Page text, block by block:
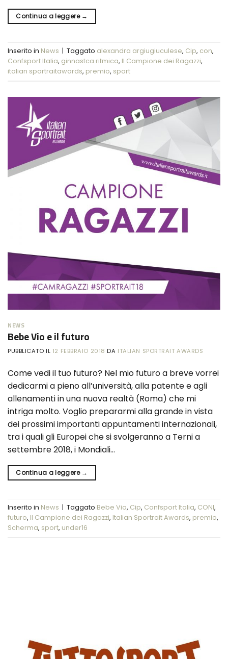
Continua a leggere →
Inserito in News | Taggato alexandra argiugiuculese, Cip, con,
Confsport Italia, ginnastca ritmica, Il Campione dei Ragazzi,
italian sportraitawards, premio, sport
NEWS
Bebe Vio e il futuro
PUBBLICATO IL 12 FEBBRAIO 2018 DA ITALIAN SPORTRAIT AWARDS
Come vedi il tuo futuro? Nel mio futuro a breve vorrei
dedicarmi a pieno all’università, alla patente e agli
allenamenti in una nuova realtà (Roma) che mi
intriga molto. Voglio prepararmi alla grande in vista
dei prossimi importanti appuntamenti internazionali,
tra i quali gli Europei che si svolgeranno a Terni a
settembre 2018, i Mondiali…
Continua a leggere →
Inserito in News | Taggato Bebe Vio, Cip, Confsport Italia, CONI,
futuro, Il Campione dei Ragazzi, Italian Sportrait Awards, premio,
Scherma, sport, under16